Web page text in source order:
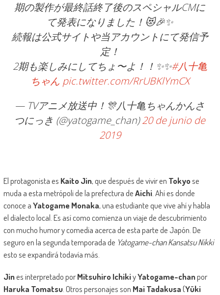
期の製作が最終話終了後のスペシャルCMに
て発表になりました！😻🎉✨
続報は公式サイトや当アカウントにて発信予
定！
2期も楽しみにしてちょ〜よ！！✨✨#八十亀
ちゃん pic.twitter.com/RrUBKlYmCX
— TVアニメ放送中！🎊八十亀ちゃんかんさ
つにっき (@yatogame_chan)20 de junio de
2019
El protagonista es Kaito Jin, que después de vivir en Tokyose
muda a esta metrópoli de la prefectura deAichi. Ahí es donde
conoce aYatogame Monaka, una estudiante que vive ahí y habla
el dialecto local. Es así como comienza un viaje de descubrimiento
con mucho humor y comedia acerca de esta parte de Japón. De
seguro en la segunda temporada de Yatogame-chan Kansatsu Nikki
esto se expandirá todavía más.
Jines interpretado porMitsuhiro IchikiyYatogame-chanpor
Haruka Tomatsu. Otros personajes son Mai Tadakusa(Yūki